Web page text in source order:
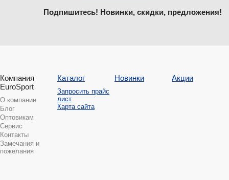
Подпишитесь! Новинки, скидки, предложения!
Компания
EuroSport
О компании
Блог
Оптовикам
Сервис
Контакты
Замечания и
пожелания
Каталог
Запросить прайс
лист
Карта сайта
Новинки Акции